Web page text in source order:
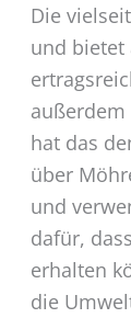
Die
und bietet
hat das
über
und
dafür,
erhalten
die